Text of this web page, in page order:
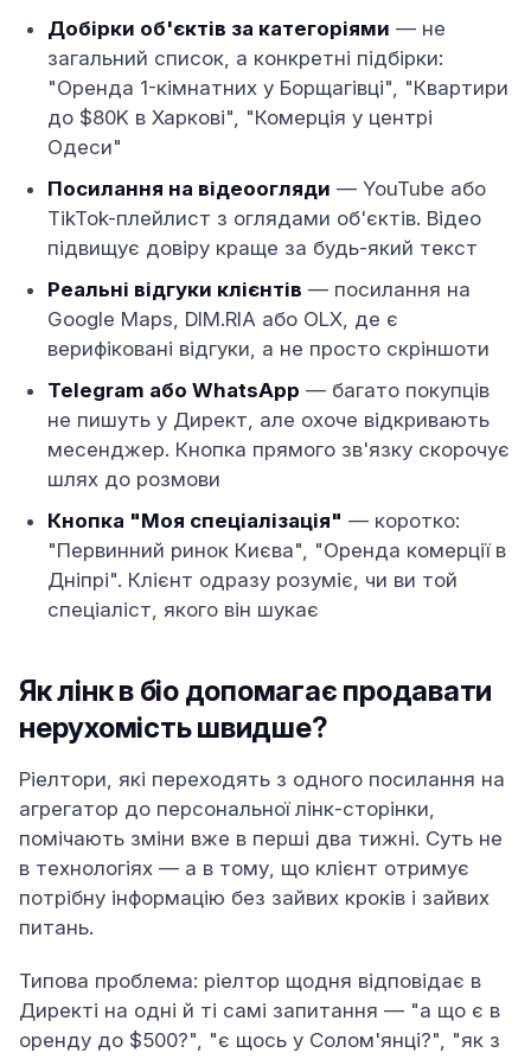
Добірки об'єктів за категоріями — не
загальний список, а конкретні підбірки:
"Оренда 1-кімнатних у Борщагівці", "Квартири
до $80K в Харкові", "Комерція у центрі
Одеси"
Посилання на відеоогляди — YouTube або
TikTok-плейлист з оглядами об'єктів. Відео
підвищує довіру краще за будь-який текст
Реальні відгуки клієнтів — посилання на
Google Maps, DIM.RIA або OLX, де є
верифіковані відгуки, а не просто скріншоти
Telegram або WhatsApp — багато покупців
не пишуть у Директ, але охоче відкривають
месенджер. Кнопка прямого зв'язку скорочує
шлях до розмови
Кнопка "Моя спеціалізація" — коротко:
"Первинний ринок Києва", "Оренда комерції в
Дніпрі". Клієнт одразу розуміє, чи ви той
спеціаліст, якого він шукає
Як лінк в біо допомагає продавати
нерухомість швидше?
Ріелтори, які переходять з одного посилання на
агрегатор до персональної лінк-сторінки,
помічають зміни вже в перші два тижні. Суть не
в технологіях — а в тому, що клієнт отримує
потрібну інформацію без зайвих кроків і зайвих
питань.
Типова проблема: ріелтор щодня відповідає в
Директі на одні й ті самі запитання — "а що є в
оренду до $500?", "є щось у Солом'янці?", "як з